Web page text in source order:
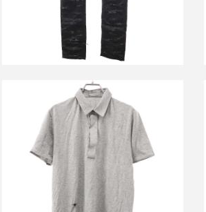
詳しく見る
ディオールオム 2003SS BEE ショート
スリーブポロシャツ 3EH3062904
買取金額14,000円
詳しく見る